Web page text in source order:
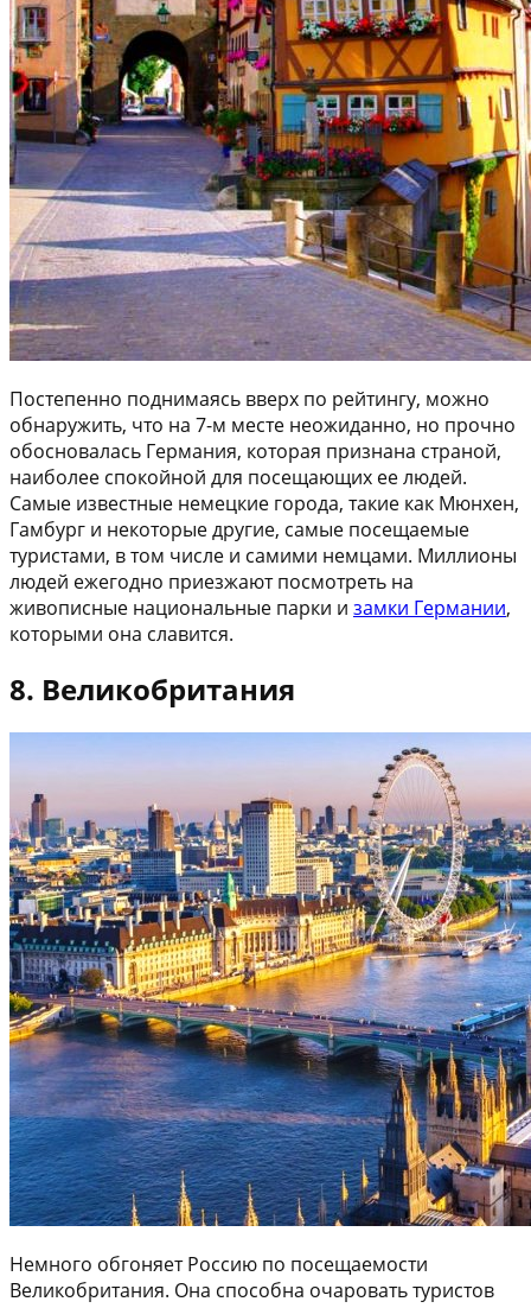
Постепенно поднимаясь вверх по рейтингу, можно
обнаружить, что на 7-м месте неожиданно, но прочно
обосновалась Германия, которая признана страной,
наиболее спокойной для посещающих ее людей.
Самые известные немецкие города, такие как Мюнхен,
Гамбург и некоторые другие, самые посещаемые
туристами, в том числе и самими немцами. Миллионы
людей ежегодно приезжают посмотреть на
живописные национальные парки и замки Германии,
которыми она славится.
8. Великобритания
Немного обгоняет Россию по посещаемости
Великобритания. Она способна очаровать туристов